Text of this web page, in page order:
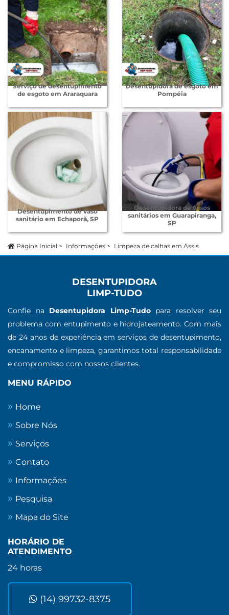
Serviço de desentupimento
de esgoto em Araraquara
Desentupidora de esgoto em
Pompéia
Desentupimento de vaso
sanitário em Echaporã, SP
Desentupidora de vasos
sanitários em Guarapiranga,
SP
Página Inicial > Informações > Limpeza de calhas em Assis
DESENTUPIDORA
LIMP-TUDO
Confie na Desentupidora Limp-Tudopara resolver seu
problema com entupimento e hidrojateamento. Com mais
de 24 anos de experiência em serviços de desentupimento,
encanamento e limpeza, garantimos total responsabilidade
e compromisso com nossos clientes.
MENU RÁPIDO
Home
Sobre Nós
Serviços
Contato
Informações
Pesquisa
Mapa do Site
HORÁRIO DE
ATENDIMENTO
24 horas
(14) 99732-8375